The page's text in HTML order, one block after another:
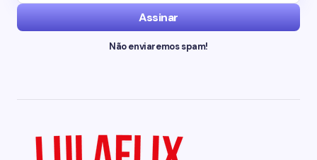
Assinar
Não enviaremos spam!